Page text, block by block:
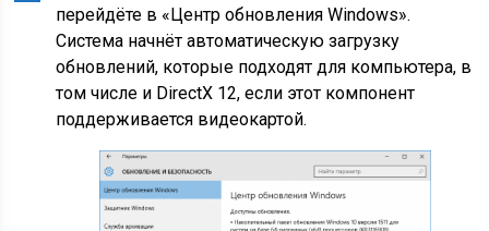
перейдёте в «Центр обновления Windows».
Система начнёт автоматическую загрузку
обновлений, которые подходят для компьютера, в
том числе и DirectX 12, если этот компонент
поддерживается видеокартой.